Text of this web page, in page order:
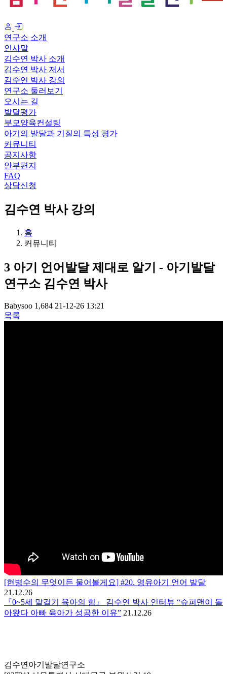
연구소 소개
인사말
김수연 박사 소개
김수연 박사 저서
김수연 박사 강의
연구소 둘러보기
오시는 길
발달평가
부모양육컨설팅
아기의 발달과 기질의 특성 평가
커뮤니티
공지사항
안부편지
FAQ
상담신청
김수연 박사 강의
홈
커뮤니티
3 아기 언어발달 제대로 알기 - 아기발달
연구소 김수연 박사
Babysoo 1,684 21-12-26 13:21
목록
[현병수의 무엇이든 물어볼게요] #20. 영유아기 언어 발달
21.12.26
『0~5세 말걸기 육아의 힘』 김수연 박사 인터뷰 “슈퍼맨이 돌
아왔다 아빠 육아가 성공한 이유” 21.12.26
김수연아기발달연구소